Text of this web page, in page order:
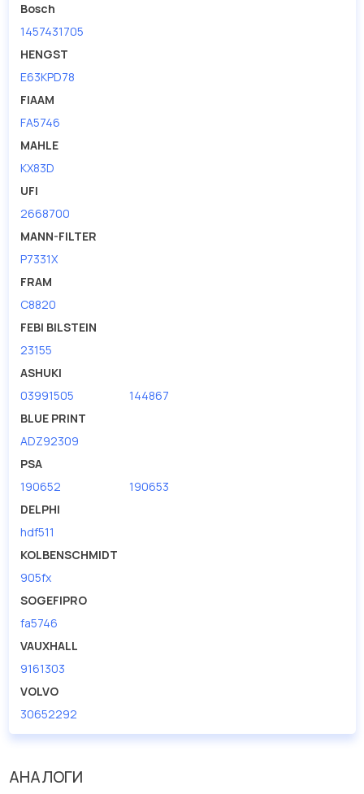
Bosch
1457431705
HENGST
E63KPD78
FIAAM
FA5746
MAHLE
KX83D
UFI
2668700
MANN-FILTER
P7331X
FRAM
C8820
FEBI BILSTEIN
23155
ASHUKI
03991505
144867
BLUE PRINT
ADZ92309
PSA
190652
190653
DELPHI
hdf511
KOLBENSCHMIDT
905fx
SOGEFIPRO
fa5746
VAUXHALL
9161303
VOLVO
30652292
АНАЛОГИ